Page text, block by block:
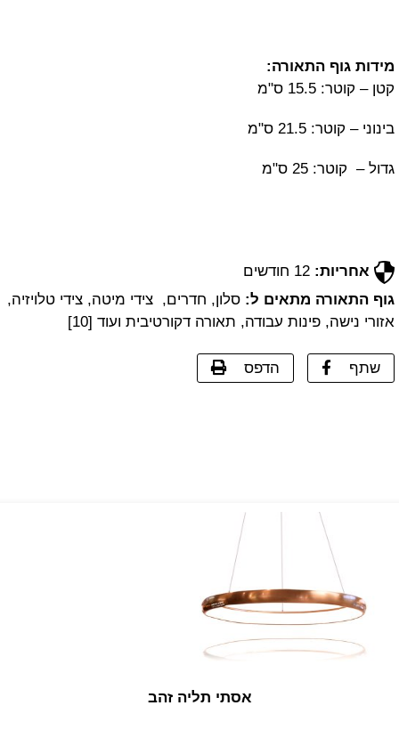
מידות גוף התאורה:
קטן – קוטר: 15.5 ס"מ
בינוני – קוטר: 21.5 ס"מ
גדול – קוטר: 25 ס"מ
אחריות:
גוף התאורה מתאים ל: סלון, חדרים, צידי מיטה, צידי טלויזיה,
אזורי נישה, פינות עבודה, תאורה דקורטיבית ועוד [10]
שתף הדפס
אסתי תליה זהב